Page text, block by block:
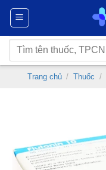
Chuyển
nội
dung
Tìm
kiếm:
Trang chủ / Thuốc /